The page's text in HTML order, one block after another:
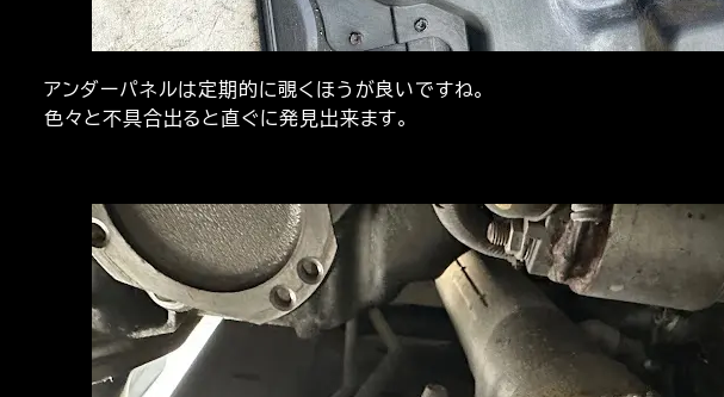
アンダーパネルは定期的に覗くほうが良いですね。
色々と不具合出ると直ぐに発見出来ます。